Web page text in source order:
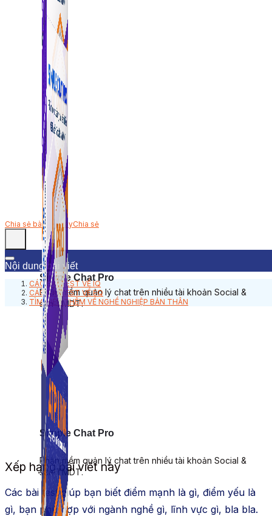
Simple Chat Pro
Phần mềm quản lý chat trên nhiều tài khoản Social &
sàn TMDT.
Simple Chat Pro
Phần mềm quản lý chat trên nhiều tài khoản Social &
sàn TMDT.
Chia sẻ bài viết nàyChia sẻ
Nội dung bài viết
CÁC BÀI TEST VỀ IQ
CÁC BÀI TEST VỀ EQ
TÌM HIỂU THÊM VỀ NGHỀ NGHIỆP BẢN THÂN
Xếp hạng bài viết này
Các bài test giúp bạn biết điểm mạnh là gì, điểm yếu là
gì, bạn phù hợp với ngành nghề gì, lĩnh vực gì, bla bla.